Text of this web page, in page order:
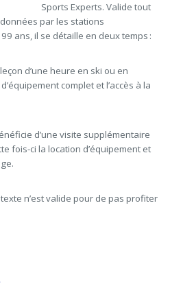
Sports Experts. Valide tout
par les stations
ans, il se détaille en deux temps :
d’une heure en ski ou en
complet et l’accès à la
d’une visite supplémentaire
fois-ci la location d’équipement et
n’est valide pour de pas profiter